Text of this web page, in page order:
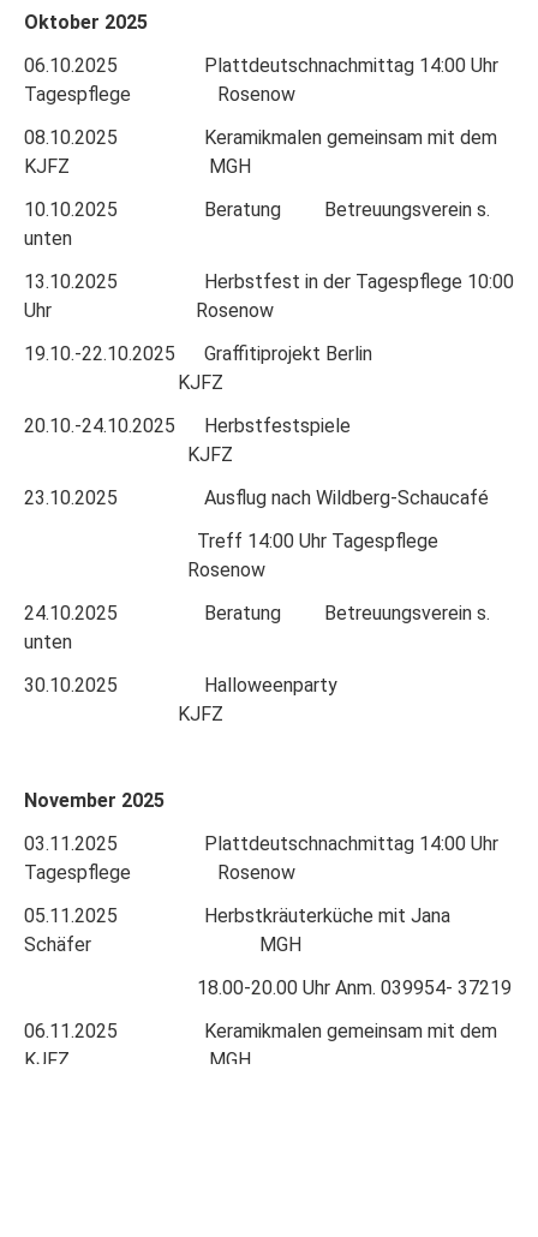
Oktober 2025
06.10.2025 Plattdeutschnachmittag 14:00 Uhr
Tagespflege Rosenow
08.10.2025 Keramikmalen gemeinsam mit dem
KJFZ MGH
10.10.2025 Beratung Betreuungsverein s.
unten
13.10.2025 Herbstfest in der Tagespflege 10:00
Uhr Rosenow
19.10.-22.10.2025 Graffitiprojekt Berlin
KJFZ
20.10.-24.10.2025 Herbstfestspiele
KJFZ
23.10.2025 Ausflug nach Wildberg-Schaucafé
Treff 14:00 Uhr Tagespflege
Rosenow
24.10.2025 Beratung Betreuungsverein s.
unten
30.10.2025 Halloweenparty
KJFZ
November 2025
03.11.2025 Plattdeutschnachmittag 14:00 Uhr
Tagespflege Rosenow
05.11.2025 Herbstkräuterküche mit Jana
Schäfer MGH
18.00-20.00 Uhr Anm. 039954- 37219
06.11.2025 Keramikmalen gemeinsam mit dem
KJFZ MGH